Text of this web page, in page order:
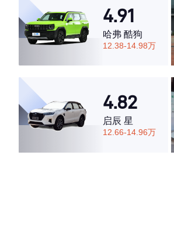
4.91
哈弗 酷狗
12.38-14.98万
4.82
启辰 星
12.66-14.96万